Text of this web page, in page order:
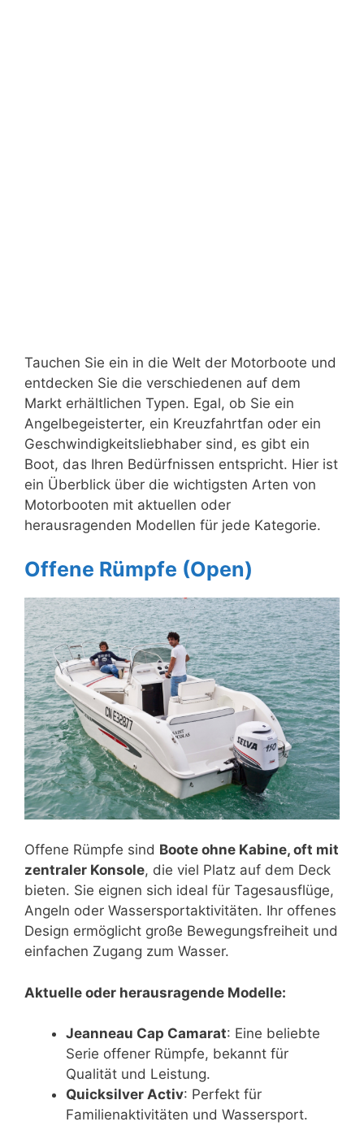
Tauchen Sie ein in die Welt der Motorboote und
entdecken Sie die verschiedenen auf dem
Markt erhältlichen Typen. Egal, ob Sie ein
Angelbegeisterter, ein Kreuzfahrtfan oder ein
Geschwindigkeitsliebhaber sind, es gibt ein
Boot, das Ihren Bedürfnissen entspricht. Hier ist
ein Überblick über die wichtigsten Arten von
Motorbooten mit aktuellen oder
herausragenden Modellen für jede Kategorie.
Offene Rümpfe (Open)
Offene Rümpfe sind Boote ohne Kabine, oft mit
zentraler Konsole, die viel Platz auf dem Deck
bieten. Sie eignen sich ideal für Tagesausflüge,
Angeln oder Wassersportaktivitäten. Ihr offenes
Design ermöglicht große Bewegungsfreiheit und
einfachen Zugang zum Wasser.
Aktuelle oder herausragende Modelle:
Jeanneau Cap Camarat: Eine beliebte
Serie offener Rümpfe, bekannt für
Qualität und Leistung.
Quicksilver Activ: Perfekt für
Familienaktivitäten und Wassersport.